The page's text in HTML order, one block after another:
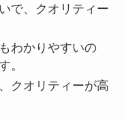
で、クオリティー
わかりやすいの
。
クオリティーが高